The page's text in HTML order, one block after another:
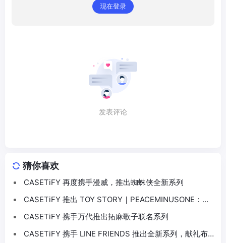
现在登录
发表评论
猜你喜欢
CASETiFY 再度携手漫威，推出蜘蛛侠全新系列
CASETiFY 推出 TOY STORY｜PEACEMINUSONE：
THE FIRST FAN 联名系列
CASETiFY 携手万代推出拓麻歌子联名系列
CASETiFY 携手 LINE FRIENDS 推出全新系列，献礼布